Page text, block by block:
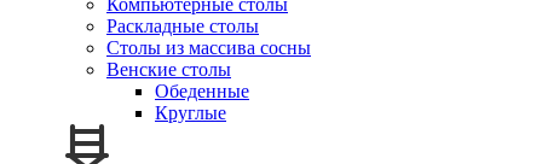
Компьютерные столы
Раскладные столы
Столы из массива сосны
Венские столы
Обеденные
Круглые